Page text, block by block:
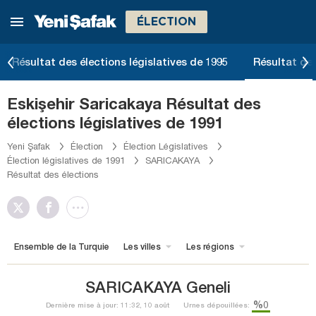
ÉLECTION
Résultat des élections législatives de 1995 Résultat
Eskişehir Saricakaya Résultat des
élections législatives de 1991
Yeni Şafak Élection
Élection Législatives
Élection législatives de 1991
SARICAKAYA
Résultat des élections
Ensemble de la Turquie Les villes Les régions
SARICAKAYA Geneli
Dernière mise à jour: 11:32, 10 août Urnes dépouillées: %0